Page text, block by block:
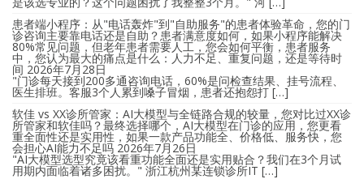
患者端小程序：从"电话轰炸"到"自助服务"的患者体验革命，您的门
诊咨询主要靠电话还是自助？患者满意度如何，如果小程序能解决
80%常见问题，但老年患者需要人工，您会如何平衡，患者服务
中，您认为最大的痛点是什么：人力不足、重复问题，还是等待时
间 2026年7月28日
"门诊每天接到200多通咨询电话，60%是问检查结果、挂号流程、
医生排班。客服3个人累到嗓子冒烟，患者还抱怨打 […]
软佳 vs XX诊所管家：AI大模型与全链路合规的较量，您对比过XX诊
所管家和软佳吗？最终选择哪个，AI大模型在门诊的应用，您更看
重全面性还是实用性，如果一款产品功能全、价格低、服务快，您
会担心AI能力不足吗 2026年7月26日
"AI大模型选型究竟该看重功能全面还是实用贴合？我们在3个月试
用期内面临着诸多困扰。" 浙江杭州某连锁诊所IT […]